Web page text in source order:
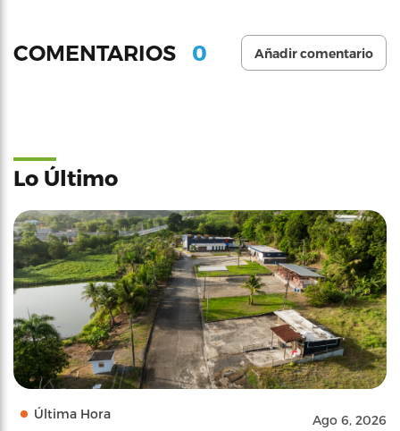
COMENTARIOS 0 Añadir comentario
Lo Último
Última Hora Ago 6, 2026